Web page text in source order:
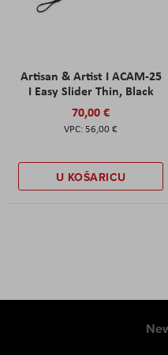
Artisan & Artist I ACAM-25
I Easy Slider Thin, Black
70,00 €
56,00 €
U KOŠARICU